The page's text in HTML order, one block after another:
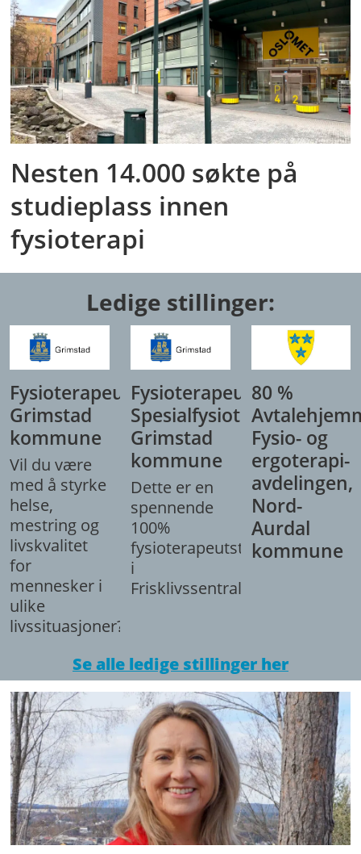
Nesten 14.000 søkte på
studieplass innen
fysioterapi
Ledige stillinger:
Fysioterapeut,
Grimstad
kommune
Vil du være
med å styrke
helse,
mestring og
livskvalitet
for
mennesker i
ulike
livssituasjoner?
Fysioterapeut/
Spesialfysioterapeut,
Grimstad
kommune
Dette er en
spennende
100%
fysioterapeutstilling
i
Frisklivssentralen.
80 %
Fysio- og
ergoterapi-
avdelingen,
Nord-
Aurdal
kommune
Se alle ledige stillinger her